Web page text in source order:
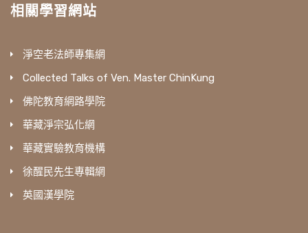
相關學習網站
淨空老法師專集網
Collected Talks of Ven. Master ChinKung
佛陀教育網路學院
華藏淨宗弘化網
華藏實驗教育機構
徐醒民先生專輯網
英國漢學院